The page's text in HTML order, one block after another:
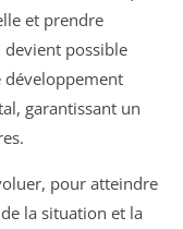
et prendre
devient possible
développement
garantissant un
pour atteindre
la situation et la